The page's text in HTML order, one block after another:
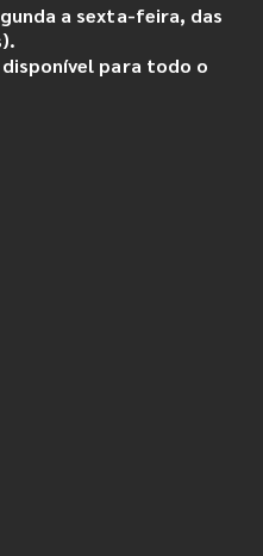
a sexta-feira, das
para todo o